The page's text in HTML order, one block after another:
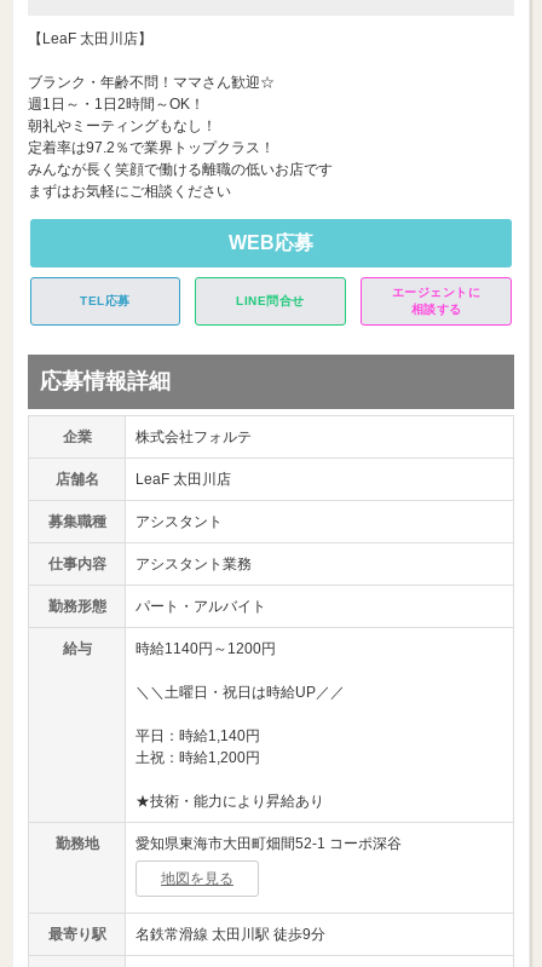
【LeaF 太田川店】
ブランク・年齢不問！ママさん歓迎☆
週1日～・1日2時間～OK！
朝礼やミーティングもなし！
定着率は97.2％で業界トップクラス！
みんなが長く笑顔で働ける離職の低いお店です
まずはお気軽にご相談ください
WEB応募
TEL応募 LINE問合せ
エージェントに
相談する
応募情報詳細
企業 株式会社フォルテ
店舗名 LeaF 太田川店
募集職種 アシスタント
仕事内容 アシスタント業務
勤務形態 パート・アルバイト
給与 時給1140円～1200円
＼＼土曜日・祝日は時給UP／／
平日：時給1,140円
土祝：時給1,200円
★技術・能力により昇給あり
勤務地 愛知県東海市大田町畑間52-1 コーポ深谷
地図を見る
最寄り駅 名鉄常滑線 太田川駅 徒歩9分